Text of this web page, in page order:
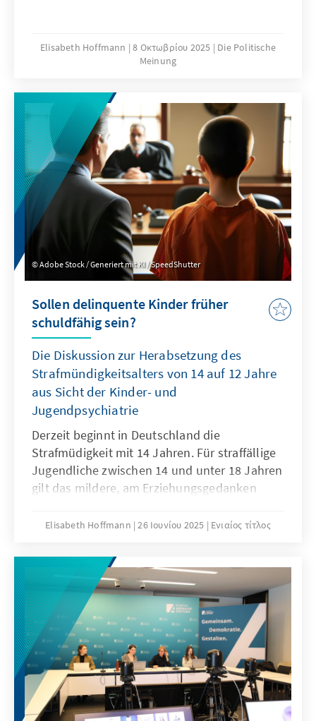
Elisabeth Hoffmann 8 Οκτωβρίου 2025
Die Politische
Meinung
Adobe Stock / Generiert mit KI / SpeedShutter
Sollen delinquente Kinder früher
schuldfähig sein?
Die Diskussion zur Herabsetzung des
Strafmündigkeitsalters von 14 auf 12 Jahre
aus Sicht der Kinder- und
Jugendpsychiatrie
Derzeit beginnt in Deutschland die
Strafmüdigkeit mit 14 Jahren. Für straffällige
Jugendliche zwischen 14 und unter 18 Jahren
gilt das mildere, am Erziehungsgedanken
orientierte Jugendstrafrecht. Dennoch stellt
beispielsweise Delikte der Gewaltkriminalität
verübt hat, in ein Gefängnis gehört –
zusammen mit älteren Jugendlichen und
auch jungen Erwachsenen bis 27 Jahren, die
aus unterschiedlichen Gründen nicht selten
noch unter das Jugendstrafrecht fallen.
Elisabeth Hoffmann 26 Ιουνίου 2025 Ενιαίος τίτλος